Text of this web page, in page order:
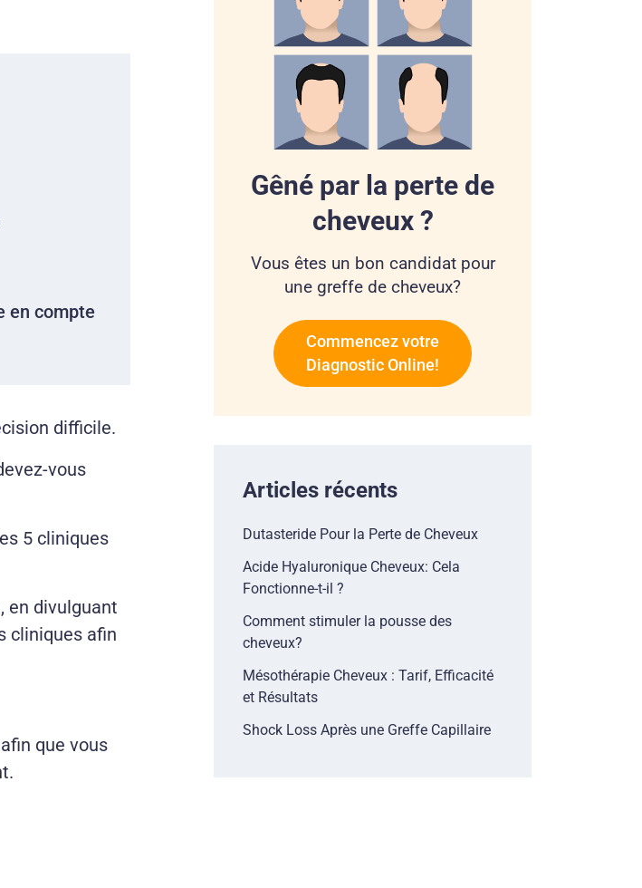
en compte
difficile.
vous
5 cliniques
en divulguant
cliniques afin
que vous
Gêné par la perte de
cheveux ?
Vous êtes un bon candidat pour
une greffe de cheveux?
Commencez votre
Diagnostic Online!
Articles récents
Dutasteride Pour la Perte de Cheveux
Acide Hyaluronique Cheveux: Cela
Fonctionne-t-il ?
Comment stimuler la pousse des
cheveux?
Mésothérapie Cheveux : Tarif, Efficacité
et Résultats
Shock Loss Après une Greffe Capillaire